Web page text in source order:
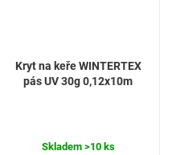
Kryt na keře WINTERTEX
pás UV 30g 0,12x10m
Skladem >10 ks